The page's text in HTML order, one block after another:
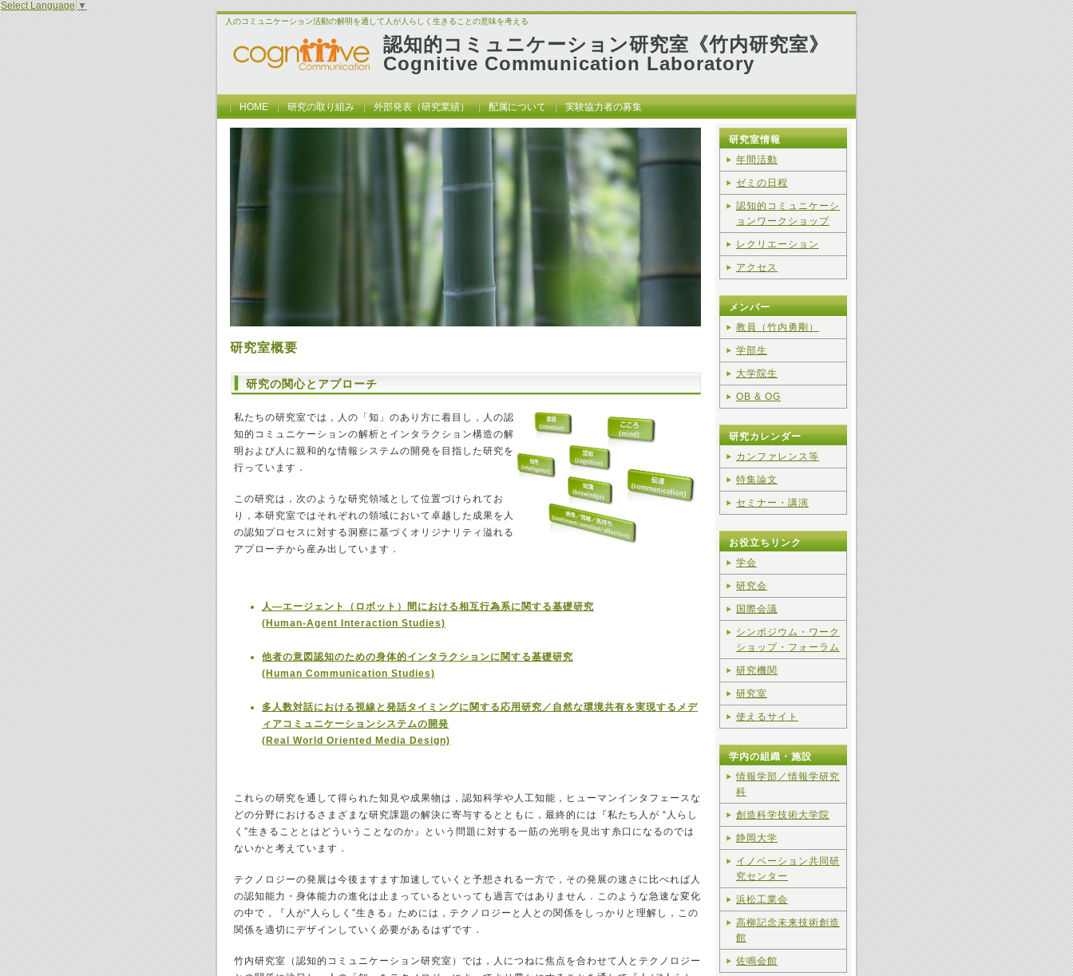
Select Language ▼
人のコミュニケーション活動の解明を通して人が人らしく生きることの意味を考える
認知的コミュニケーション研究室《竹内研究室》
Cognitive Communication Laboratory
HOME 研究の取り組み 外部発表（研究業績） 配属について 実験協力者の募集
研究室概要
研究の関心とアプローチ
私たちの研究室では，人の「知」のあり方に着目し，人の認
知的コミュニケーションの解析とインタラクション構造の解
明および人に親和的な情報システムの開発を目指した研究を
行っています．
この研究は，次のような研究領域として位置づけられてお
り，本研究室ではそれぞれの領域において卓越した成果を人
の認知プロセスに対する洞察に基づくオリジナリティ溢れる
アプローチから産み出しています．
人―エージェント（ロボット）間における相互行為系に関する基礎研究
(Human-Agent Interaction Studies)
他者の意図認知のための身体的インタラクションに関する基礎研究
(Human Communication Studies)
多人数対話における視線と発話タイミングに関する応用研究／自然な環境共有を実現するメデ
ィアコミュニケーションシステムの開発
(Real World Oriented Media Design)
これらの研究を通して得られた知見や成果物は，認知科学や人工知能，ヒューマンインタフェースな
どの分野におけるさまざまな研究課題の解決に寄与するとともに，最終的には『私たち人が “人らし
く”生きることとはどういうことなのか』という問題に対する一筋の光明を見出す糸口になるのでは
ないかと考えています．
テクノロジーの発展は今後ますます加速していくと予想される一方で，その発展の速さに比べれば人
の認知能力・身体能力の進化は止まっているといっても過言ではありません．このような急速な変化
の中で，『人が“人らしく”生きる』ためには，テクノロジーと人との関係をしっかりと理解し，この
関係を適切にデザインしていく必要があるはずです．
竹内研究室（認知的コミュニケーション研究室）では，人につねに焦点を合わせて人とテクノロジー
研究室情報
年間活動
ゼミの日程
認知的コミュニケーシ
ョンワークショップ
レクリエーション
アクセス
メンバー
教員（竹内勇剛）
学部生
大学院生
OB & OG
研究カレンダー
カンファレンス等
特集論文
セミナー・講演
お役立ちリンク
学会
研究会
国際会議
シンポジウム・ワーク
ショップ・フォーラム
研究機関
研究室
使えるサイト
学内の組織・施設
情報学部／情報学研究
科
創造科学技術大学院
静岡大学
イノベーション共同研
究センター
浜松工業会
高柳記念未来技術創造
館
佐鳴会館